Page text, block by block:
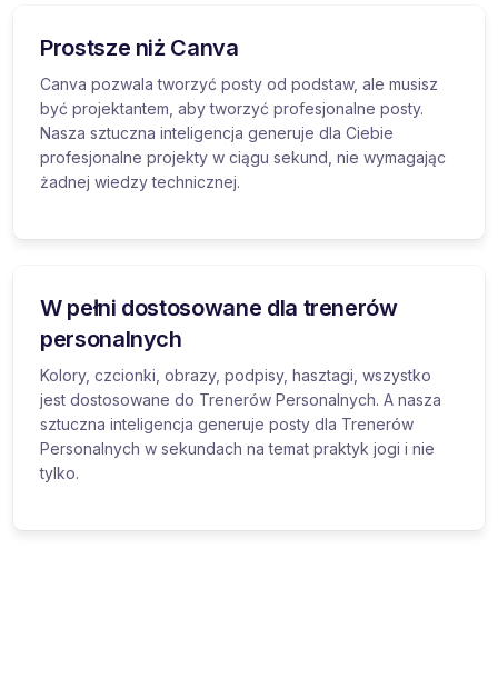
Prostsze niż Canva
Canva pozwala tworzyć posty od podstaw, ale musisz
być projektantem, aby tworzyć profesjonalne posty.
Nasza sztuczna inteligencja generuje dla Ciebie
profesjonalne projekty w ciągu sekund, nie wymagając
żadnej wiedzy technicznej.
W pełni dostosowane dla trenerów
personalnych
Kolory, czcionki, obrazy, podpisy, hasztagi, wszystko
jest dostosowane do Trenerów Personalnych. A nasza
sztuczna inteligencja generuje posty dla Trenerów
Personalnych w sekundach na temat praktyk jogi i nie
tylko.